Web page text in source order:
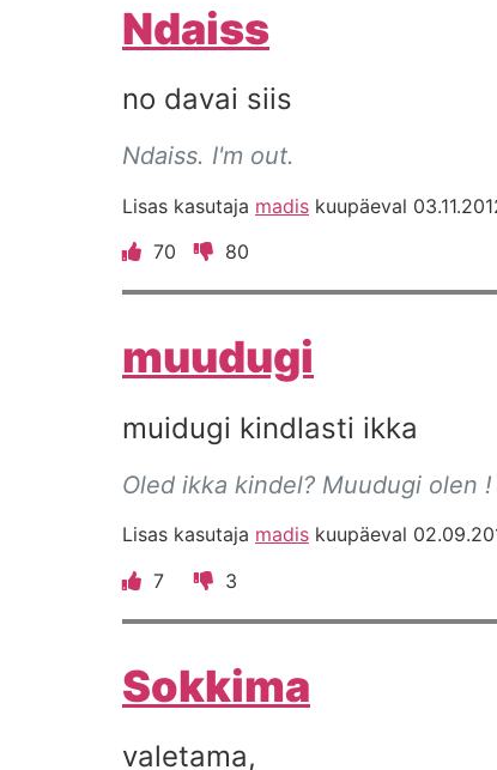
Ndaiss
no davai siis
Ndaiss. I'm out.
Lisas kasutaja madis kuupäeval
70
80
muudugi
muidugi kindlasti ikka
Oled ikka kindel? Muudugi olen !
Lisas kasutaja madis kuupäeval
7
3
Sokkima
valetama,